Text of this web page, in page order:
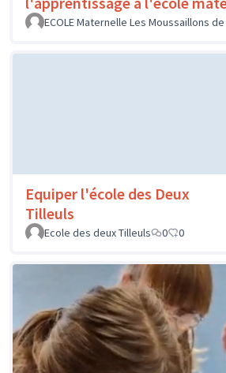
ECOLE Maternelle Les Moussaillons
Equiper l'école des Deux
Tilleuls
Ecole des deux Tilleuls
0 0